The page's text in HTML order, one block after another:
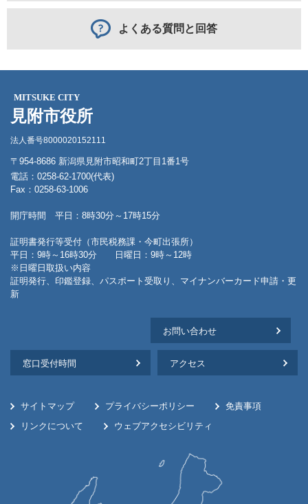
よくある質問と回答
MITSUKE CITY
見附市役所
法人番号8000020152111
〒954-8686 新潟県見附市昭和町2丁目1番1号
電話：0258-62-1700(代表)
Fax：0258-63-1006
開庁時間 平日：8時30分～17時15分
証明書発行等受付（市民税務課・今町出張所）
平日：9時～16時30分 日曜日：9時～12時
※日曜日取扱い内容
証明発行、印鑑登録、パスポート受取り、マイナンバーカード申請・更
新
お問い合わせ
窓口受付時間 アクセス
サイトマップ プライバシーポリシー
免責事項
リンクについて
ウェブアクセシビリティ